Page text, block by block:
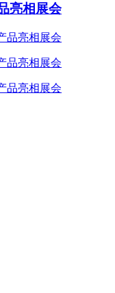
亮相展会